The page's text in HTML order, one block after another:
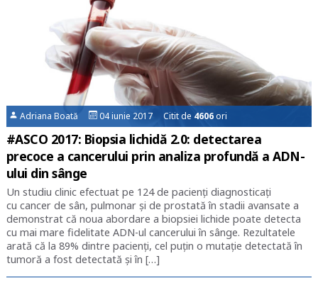
Adriana Boată 04 iunie 2017 Citit de 4606ori
#ASCO 2017: Biopsia lichidă 2.0: detectarea
precoce a cancerului prin analiza profundă a ADN-
ului din sânge
Un studiu clinic efectuat pe 124 de pacienți diagnosticați
cu cancer de sân, pulmonar și de prostată în stadii avansate a
demonstrat că noua abordare a biopsiei lichide poate detecta
cu mai mare fidelitate ADN-ul cancerului în sânge. Rezultatele
arată că la 89% dintre pacienți, cel puțin o mutație detectată în
tumoră a fost detectată și în […]